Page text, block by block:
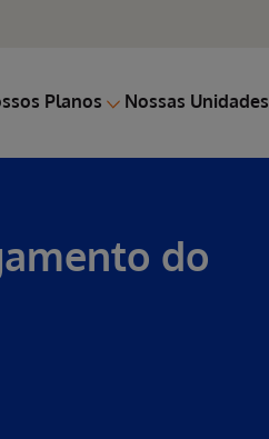
Planos Nossas Unidades
do